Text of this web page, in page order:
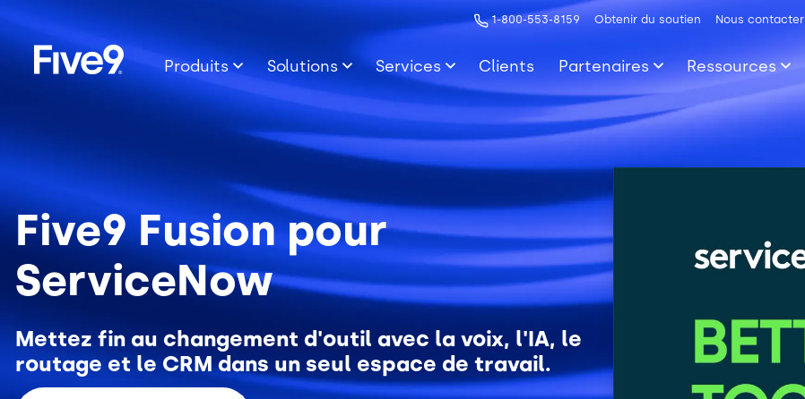
1-800-553-8159 Obtenir du soutien Nous contacter
Produits Solutions Services Clients Partenaires Ressources
Five9 Fusion pour
ServiceNow
Mettez fin au changement d'outil avec la voix, l'IA, le
routage et le CRM dans un seul espace de travail.